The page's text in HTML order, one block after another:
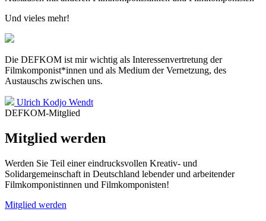
Und vieles mehr!
Die DEFKOM ist mir wichtig als Interessenvertretung der
Filmkomponist*innen und als Medium der Vernetzung, des
Austauschs zwischen uns.
Ulrich Kodjo Wendt
DEFKOM-Mitglied
Mitglied werden
Werden Sie Teil einer eindrucksvollen Kreativ- und
Solidargemeinschaft in Deutschland lebender und arbeitender
Filmkomponistinnen und Filmkomponisten!
Mitglied werden